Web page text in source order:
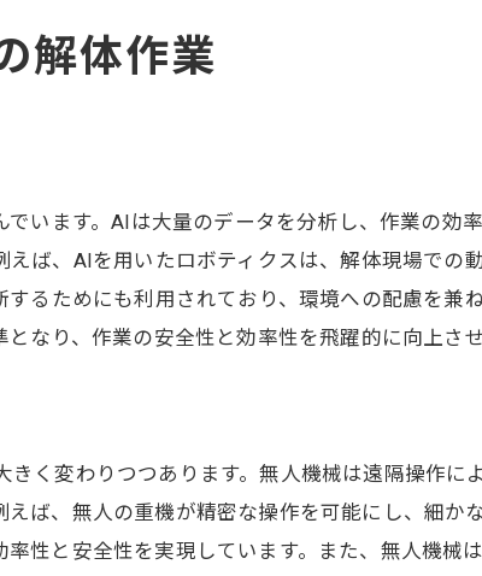
技術の研究開発動向
るステップに向けた取り組み
未来を変えるビジョンと戦略
解体作業
います。AIは大量のデータを分析し、作業の効
ば、AIを用いたロボティクスは、解体現場での
るためにも利用されており、環境への配慮を兼
なり、作業の安全性と効率性を飛躍的に向上させ
く変わりつつあります。無人機械は遠隔操作に
ば、無人の重機が精密な操作を可能にし、細か
性と安全性を実現しています。また、無人機械